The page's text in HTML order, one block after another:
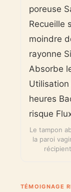
poreuse
Recueille
moindre
rayonne
Absorbe
Utilisation
heures
risque
Le tampon
la paroi
TÉMOIGNAGE